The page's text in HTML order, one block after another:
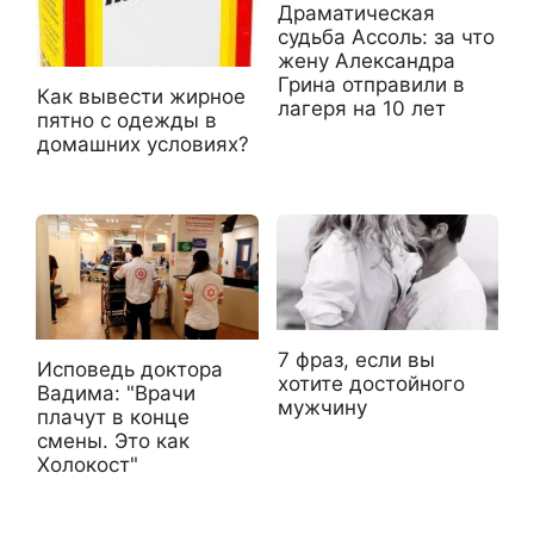
Как вывести жирное
пятно с одежды в
домашних условиях?
Драматическая
судьба Ассоль: за что
жену Александра
Грина отправили в
лагеря на 10 лет
Исповедь доктора
Вадима: "Врачи
плачут в конце
смены. Это как
Холокост"
7 фраз, если вы
хотите достойного
мужчину